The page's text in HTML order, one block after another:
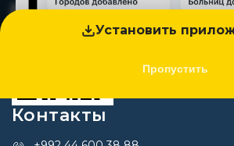
Установить
Пропустить
Контакты